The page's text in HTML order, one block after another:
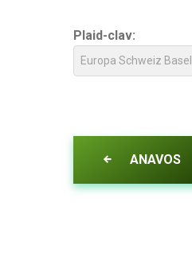
Plaid-clav:
Europa Schweiz Basel
ANAVOS